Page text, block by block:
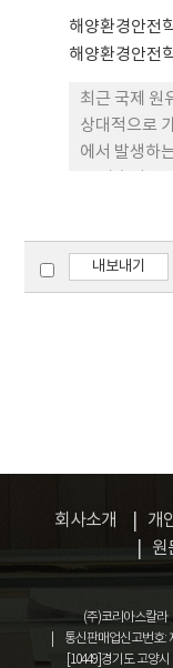
의 손상을 초
용에 의한 콘
된다. 본 연
35 MPa)를
링 실험을 실
콘크리트의
분석을 실시
스케일링 저
케일링의 주
해양환경안전
해양환경안전
최근 국제 원
상대적으로
에서 발생하
출을 최소화
발 분야에서
에너지 사용
2007~2009
내보내기
회사소개 개
원
(주)코리아스칼라
통신판매업신고번호:
[10449]경기도 고양